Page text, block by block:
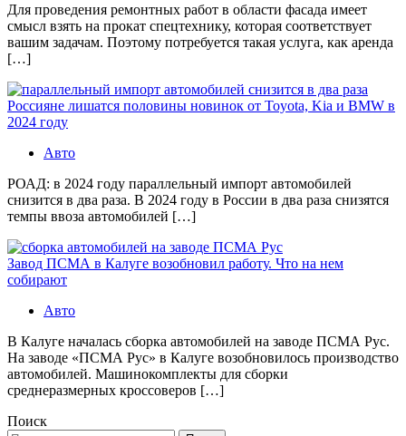
Для проведения ремонтных работ в области фасада имеет
смысл взять на прокат спецтехнику, которая соответствует
вашим задачам. Поэтому потребуется такая услуга, как аренда
[…]
Россияне лишатся половины новинок от Toyota, Kia и BMW в
2024 году
Авто
РОАД: в 2024 году параллельный импорт автомобилей
снизится в два раза. В 2024 году в России в два раза снизятся
темпы ввоза автомобилей […]
Завод ПСМА в Калуге возобновил работу. Что на нем
собирают
Авто
В Калуге началась сборка автомобилей на заводе ПСМА Рус.
На заводе «ПСМА Рус» в Калуге возобновилось производство
автомобилей. Машинокомплекты для сборки
среднеразмерных кроссоверов […]
Поиск